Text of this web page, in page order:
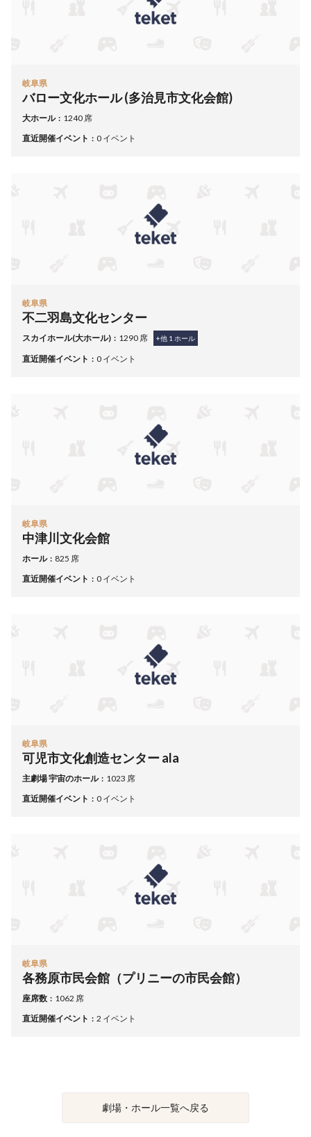
岐阜県
バロー文化ホール (多治見市文化会館)
大ホール
1240 席
直近開催イベント
0 イベント
岐阜県
不二羽島文化センター
スカイホール(大ホール) 1290 席 +他 1ホール
直近開催イベント 0 イベント
岐阜県
中津川文化会館
ホール
825 席
直近開催イベント
0 イベント
岐阜県
可児市文化創造センター ala
主劇場 宇宙のホール
1023 席
直近開催イベント
0 イベント
岐阜県
各務原市民会館（プリニーの市民会館）
座席数
1062 席
直近開催イベント
2 イベント
劇場・ホール一覧へ戻る